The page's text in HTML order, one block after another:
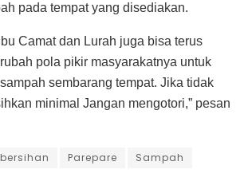
pada tempat yang disediakan.
Camat dan Lurah juga bisa terus
pola pikir masyarakatnya untuk
sembarang tempat. Jika tidak
minimal Jangan mengotori,” pesan
Parepare Sampah